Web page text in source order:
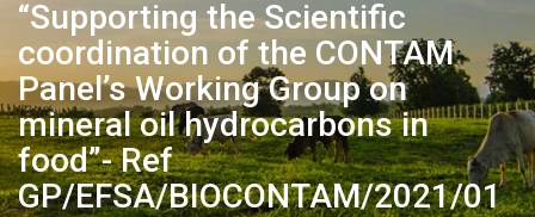
“Supporting the Scientific
coordination of the CONTAM
Panel’s Working Group on
mineral oil hydrocarbons in
food”- Ref
GP/EFSA/BIOCONTAM/2021/01